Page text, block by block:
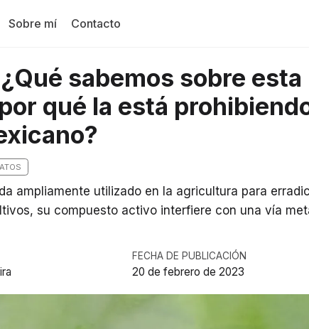
Sobre mí Contacto
sabemos sobre esta
qué la está
ampliamente utilizado en la agricultura para
su compuesto activo interfiere con una vía
FECHA DE PUBLICACIÓN
20 de febrero de 2023